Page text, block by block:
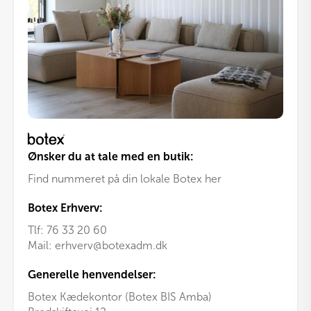
Ønsker du at tale med en butik:
Find nummeret på din lokale Botex her
Botex Erhverv:
Tlf: 76 33 20 60
Mail: erhverv@botexadm.dk
Generelle henvendelser:
Botex Kædekontor (Botex BIS Amba)